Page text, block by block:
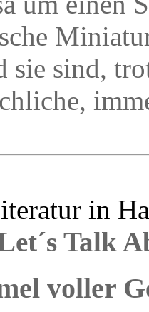
sie sind,
in
Talk
voller